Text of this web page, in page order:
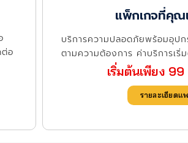
อ
แพ็กเกจที่คุณ
บริการความปลอดภัยพร้อมอุป
ตามความต้องการ ค่าบริการเ
เริ่มต้นเพียง
รายละเอียดแ